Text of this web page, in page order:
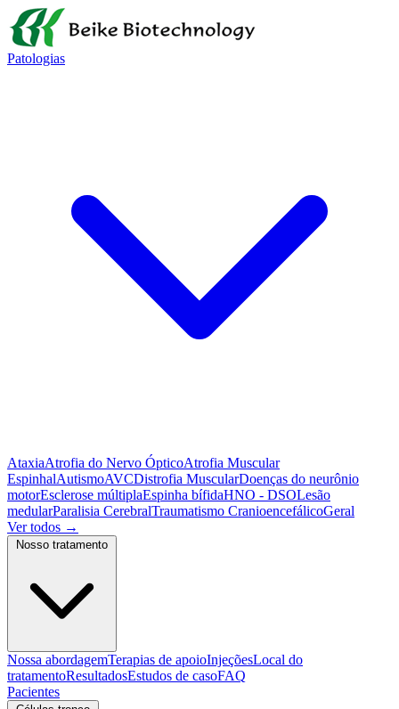
Patologias
AtaxiaAtrofia do Nervo ÓpticoAtrofia Muscular
EspinhalAutismoAVCDistrofia MuscularDoenças do neurônio
motorEsclerose múltiplaEspinha bífidaHNO - DSOLesão
medularParalisia CerebralTraumatismo CranioencefálicoGeral
Ver todos →
Nossa abordagemTerapias de apoioInjeçõesLocal do
tratamentoResultadosEstudos de casoFAQ
Pacientes